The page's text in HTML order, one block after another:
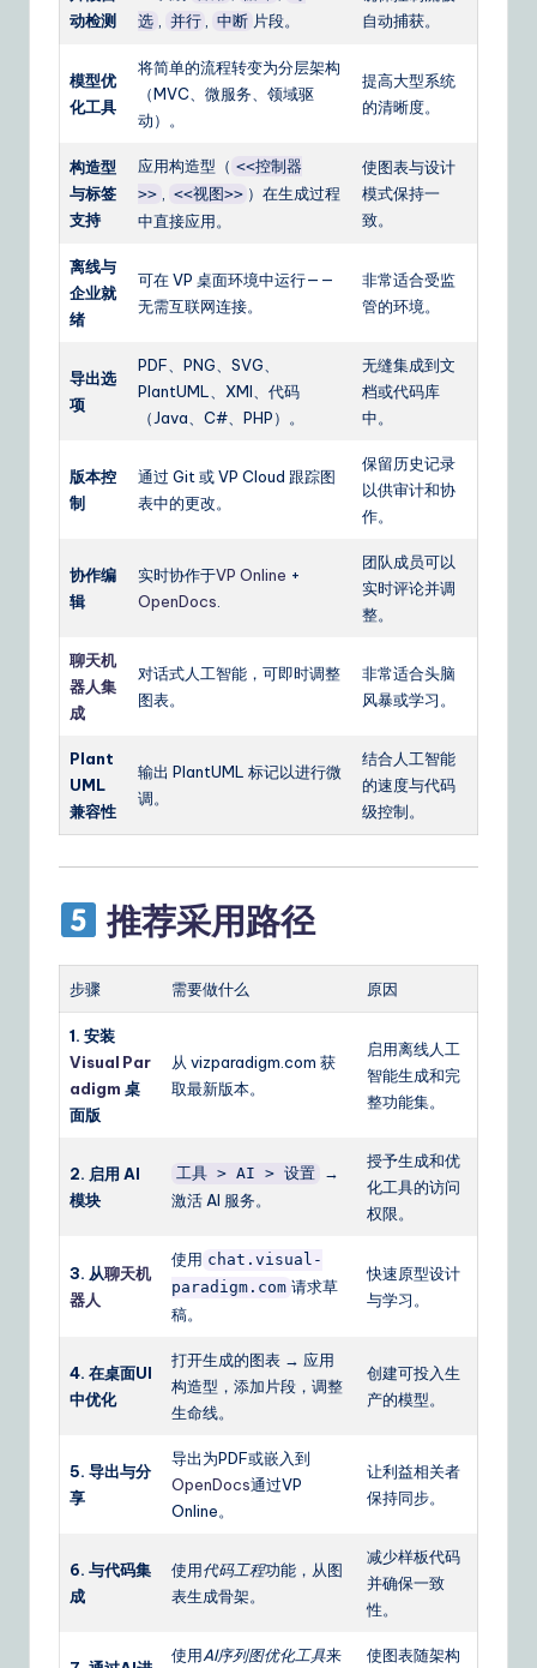
动检测
选
并行 中断 片段。
自动捕获。
模型优
化工具
将简单的流程转变为分层架构
（MVC、微服务、领域驱
动）。
提高大型系统
的清晰度。
构造型
与标签
支持
应用构造型（ <<控制器
>>
<<视图>> ）在生成过程
中直接应用。
使图表与设计
模式保持一
致。
离线与
企业就
绪
可在 VP 桌面环境中运行——
无需互联网连接。
非常适合受监
管的环境。
导出选
项
PDF、PNG、SVG、
PlantUML、XMI、代码
（Java、C#、PHP）。
无缝集成到文
档或代码库
中。
版本控
制
通过 Git 或 VP Cloud 跟踪图
表中的更改。
保留历史记录
以供审计和协
作。
协作编
辑
实时协作于VP Online +
OpenDocs
团队成员可以
实时评论并调
整。
聊天机
器人集
成
对话式人工智能，可即时调整
图表。
非常适合头脑
风暴或学习。
Plant
UML
兼容性
输出 PlantUML 标记以进行微
调。
结合人工智能
的速度与代码
级控制。
推荐采用路径
步骤 需要做什么 原因
1. 安装
Visual Par
adigm 桌
面版
从 vizparadigm.com 获
取最新版本。
启用离线人工
智能生成和完
整功能集。
2. 启用 AI
模块
工具 > AI > 设置
→
激活 AI 服务。
授予生成和优
化工具的访问
权限。
3. 从聊天机
器人
使用 chat.visual-
paradigm.com 请求草
稿。
快速原型设计
与学习。
4. 在桌面UI
中优化
打开生成的图表 → 应用
构造型，添加片段，调整
生命线。
创建可投入生
产的模型。
5. 导出与分
享
导出为PDF或嵌入到
OpenDocs通过VP
Online。
让利益相关者
保持同步。
6. 与代码集
成
使用代码工程功能，从图
表生成骨架。
减少样板代码
并确保一致
性。
使用AI序列图优化工具来 使图表随架构